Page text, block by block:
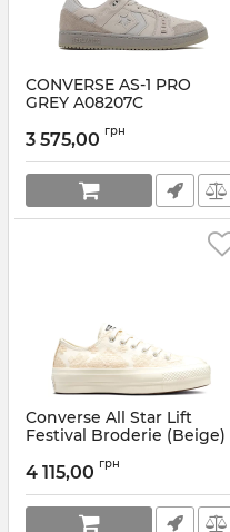
CONVERSE AS-1 PRO
GREY A08207C
3 575,00 грн
Converse All Star Lift
Festival Broderie (Beige)
4 115,00 грн